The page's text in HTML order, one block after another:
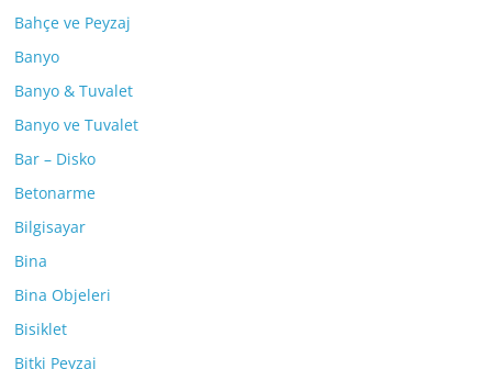
Bahçe ve Peyzaj
Banyo
Banyo & Tuvalet
Banyo ve Tuvalet
Bar – Disko
Betonarme
Bilgisayar
Bina
Bina Objeleri
Bisiklet
Bitki Peyzaj